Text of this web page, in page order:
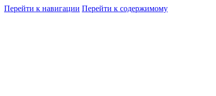
Перейти к навигации Перейти к содержимому